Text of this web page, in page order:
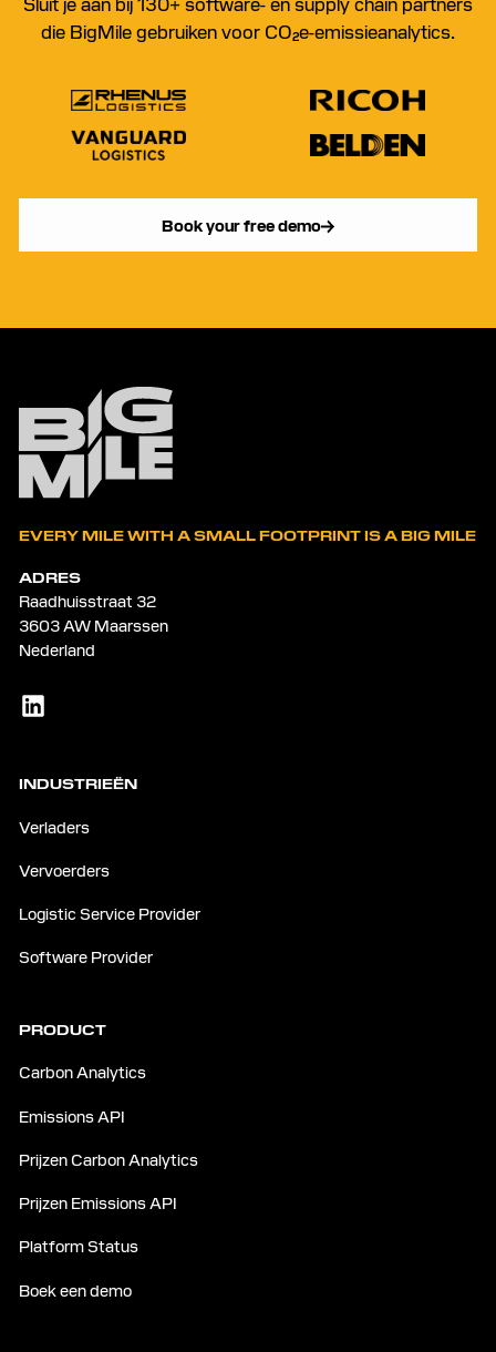
die BigMile gebruiken voor CO₂e-emissieanalytics.
Book your free demo
EVERY MILE WITH A SMALL FOOTPRINT IS A BIG MILE
ADRES
Raadhuisstraat 32
3603 AW Maarssen
Nederland
INDUSTRIEËN
Verladers
Vervoerders
Logistic Service Provider
Software Provider
PRODUCT
Carbon Analytics
Emissions API
Prijzen Carbon Analytics
Prijzen Emissions API
Platform Status
Boek een demo